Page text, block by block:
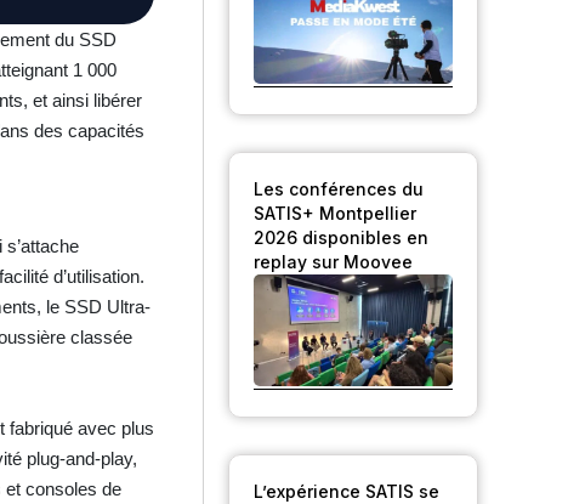
du SSD
1 000
et ainsi libérer
des capacités
d’utilisation.
le SSD Ultra-
classée
fabriqué avec plus
plug-and-play,
et consoles de
Les conférences du
SATIS+ Montpellier
2026 disponibles en
replay sur Moovee
L’expérience SATIS se